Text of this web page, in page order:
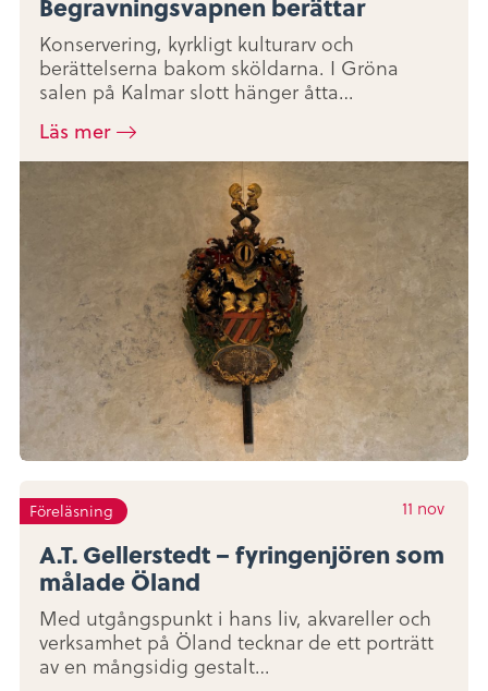
Konservering, kyrkligt kulturarv och
berättelserna bakom sköldarna. I Gröna
salen på Kalmar slott hänger åtta…
Läs mer
Föreläsning 11 nov
A.T. Gellerstedt – fyringenjören som
målade Öland
Med utgångspunkt i hans liv, akvareller och
verksamhet på Öland tecknar de ett porträtt
av en mångsidig gestalt…